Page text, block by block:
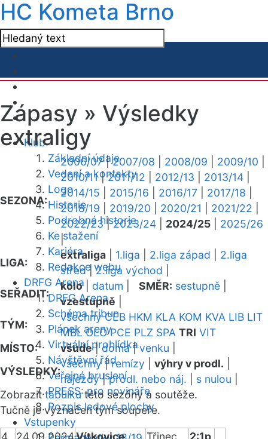
HC Kometa Brno
Klub
Základní údaje
Vedení a kontakty
Logo
Historie
Podrobná historie
Ke stažení
Kariéra
Redakce webu
DRFG Arena
DRFG Arena
Schéma tribun
Plánek areny
Virtuální prohlídka
Návštěvní řád
Veřejné bruslení
PRESS: pro novináře
Rozpis ledové plochy
Vstupenky
Zápasy » Výsledky
extraligy
SEZONA:
2006/07|2007/08 2008/09 2009/10
2010/11|2011/12 2012/13 2013/14
2014/15
2015/16 2016/17 2017/18
2018/19
2019/20 2020/21 2021/22
2022/23|2023/24 2024/25
2025/26
|
LIGA:
extraliga 1.liga 2.liga západ
2.liga
střed|2.liga východ
SEŘADIT:
kolo| datum SMĚR: sestupně
vzestupně
TÝM:
všechny CEB HKM KLA KOM KVA LIB LIT
MBL OLO PCE PLZ SPA TRI VIT
MÍSTO:
všude|doma|venku
VÝSLEDKY:
všechny|remízy výhry v prodl.
nájezdy|prodl. nebo náj. s nulou
Zobrazittabulkutéto sezóny a soutěže.
Tučně je vyznačen tým soupeře.
4 24.09.2024Vítkovice Třinec
2:1p